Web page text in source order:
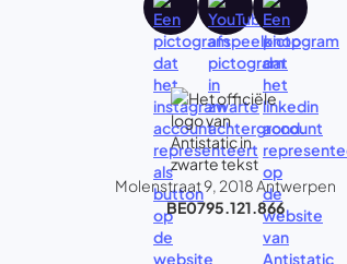
Molenstraat 9, 2018 Antwerpen
BE0795.121.866